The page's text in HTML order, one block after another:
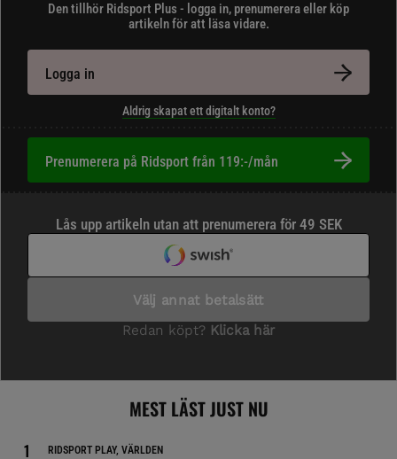
Den tillhör Ridsport Plus - logga in, prenumerera eller köp
artikeln för att läsa vidare.
Logga in
Aldrig skapat ett digitalt konto?
Prenumerera på Ridsport från 119:-/mån
MEST LÄST JUST NU
RIDSPORT PLAY, VÄRLDEN